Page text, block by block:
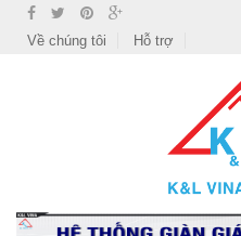
Về chúng tôi
Hỗ trợ